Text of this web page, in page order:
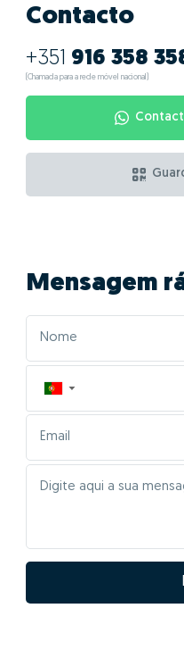
Contacto
+351 916 358
(Chamada para a rede móvel nacional)
Mensagem
▼